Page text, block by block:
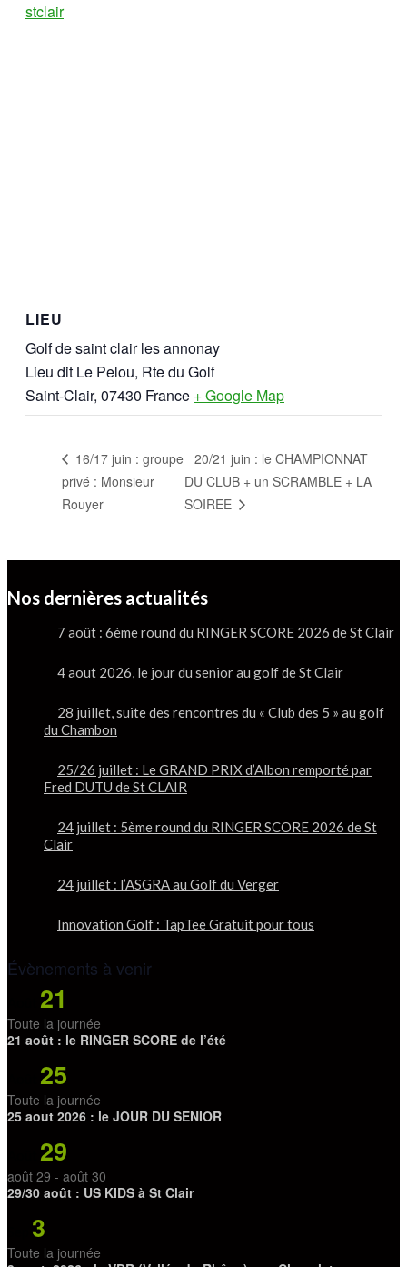
stclair
LIEU
Golf de saint clair les annonay
Lieu dit Le Pelou, Rte du Golf
Saint-Clair, 07430 France + Google Map
16/17 juin : groupe
privé : Monsieur
Rouyer
20/21 juin : le CHAMPIONNAT
DU CLUB + un SCRAMBLE + LA
SOIREE
Nos dernières actualités
7 août : 6ème round du RINGER SCORE 2026 de St Clair
4 aout 2026, le jour du senior au golf de St Clair
28 juillet, suite des rencontres du « Club des 5 » au golf
du Chambon
25/26 juillet : Le GRAND PRIX d’Albon remporté par
Fred DUTU de St CLAIR
24 juillet : 5ème round du RINGER SCORE 2026 de St
Clair
24 juillet : l’ASGRA au Golf du Verger
Innovation Golf : TapTee Gratuit pour tous
Évènements à venir
21
Toute la journée
21 août : le RINGER SCORE de l’été
25
Toute la journée
25 aout 2026 : le JOUR DU SENIOR
29
août 29 - août 30
29/30 août : US KIDS à St Clair
3
Toute la journée